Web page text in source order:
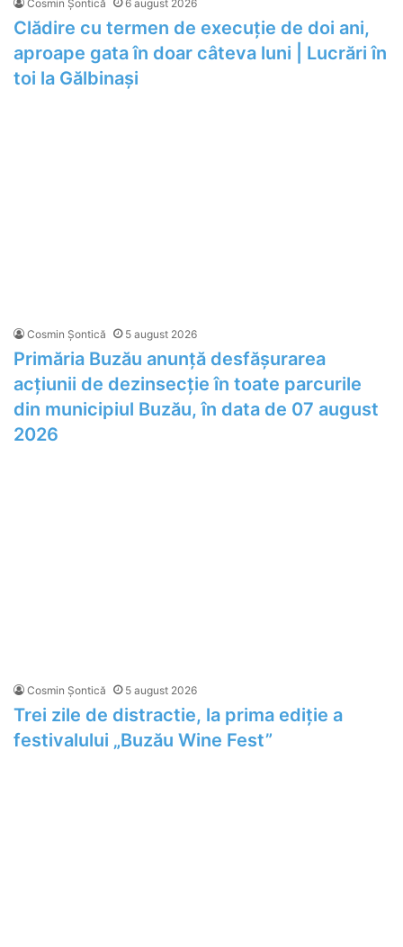
Cosmin Șontică 6 august 2026
Clădire cu termen de execuție de doi ani,
aproape gata în doar câteva luni | Lucrări în
toi la Gălbinași
Cosmin Șontică 5 august 2026
Primăria Buzău anunță desfășurarea
acțiunii de dezinsecție în toate parcurile
din municipiul Buzău, în data de 07 august
2026
Cosmin Șontică 5 august 2026
Trei zile de distractie, la prima ediție a
festivalului „Buzău Wine Fest”